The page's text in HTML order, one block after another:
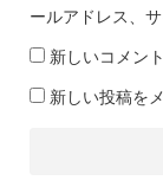
ールアドレス、
新しいコメン
新しい投稿を